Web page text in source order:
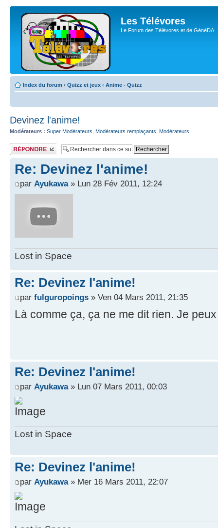
Les Télévores
Le Forum des Télévores et de GénéDA
Index du forum ‹ Quizz et jeux ‹ Anime - Quizz
Devinez l'anime!
Modérateurs : Super Modérateurs Modérateurs remplaçants Modérateurs
Publier une
réponse
Re: Devinez l'anime!
par Ayukawa» Lun 28 Fév 2011, 12:24
Lost in Space
Re: Devinez l'anime!
par fulguropoings » Ven 04 Mars 2011, 21:35
Là comme ça, ça ne me dit rien. Je
Re: Devinez l'anime!
par Ayukawa» Lun 07 Mars 2011, 00:03
Lost in Space
Re: Devinez l'anime!
par Ayukawa» Mer 16 Mars 2011, 22:07